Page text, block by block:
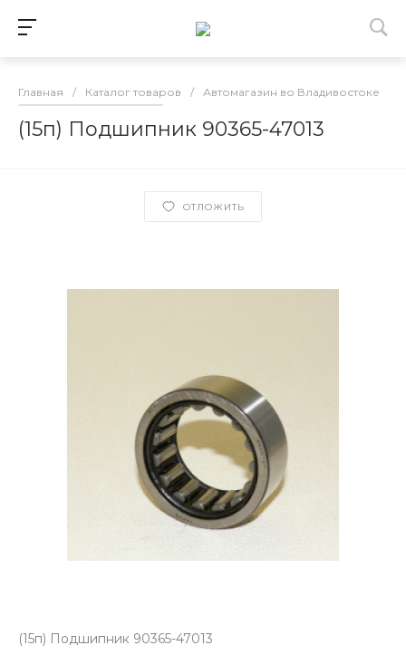
Главная / Каталог товаров / Автомагазин во Владивостоке
(15п) Подшипник 90365-47013
ОТЛОЖИТЬ
(15п) Подшипник 90365-47013